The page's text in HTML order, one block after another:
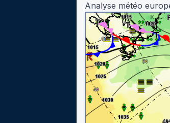
Analyse météo